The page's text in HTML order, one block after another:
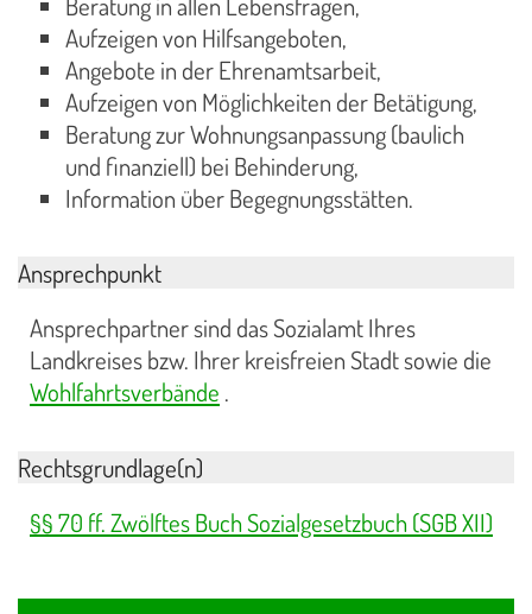
Aufzeigen von Hilfsangeboten,
Angebote in der Ehrenamtsarbeit,
Aufzeigen von Möglichkeiten der Betätigung,
Beratung zur Wohnungsanpassung (baulich
und finanziell) bei Behinderung,
Information über Begegnungsstätten.
Ansprechpunkt
Ansprechpartner sind das Sozialamt Ihres
Landkreises bzw. Ihrer kreisfreien Stadt sowie die
Wohlfahrtsverbände .
Rechtsgrundlage(n)
§§ 70 ff. Zwölftes Buch Sozialgesetzbuch (SGB XII)